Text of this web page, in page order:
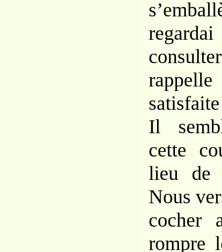
Il
cette
lieu de
Nous
cocher
rompre